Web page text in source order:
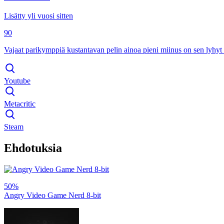
Lisätty yli vuosi sitten
90
Vajaat parikymppiä kustantavan pelin ainoa pieni miinus on sen
Youtube
Metacritic
Steam
Ehdotuksia
50%
Angry Video Game Nerd 8-bit